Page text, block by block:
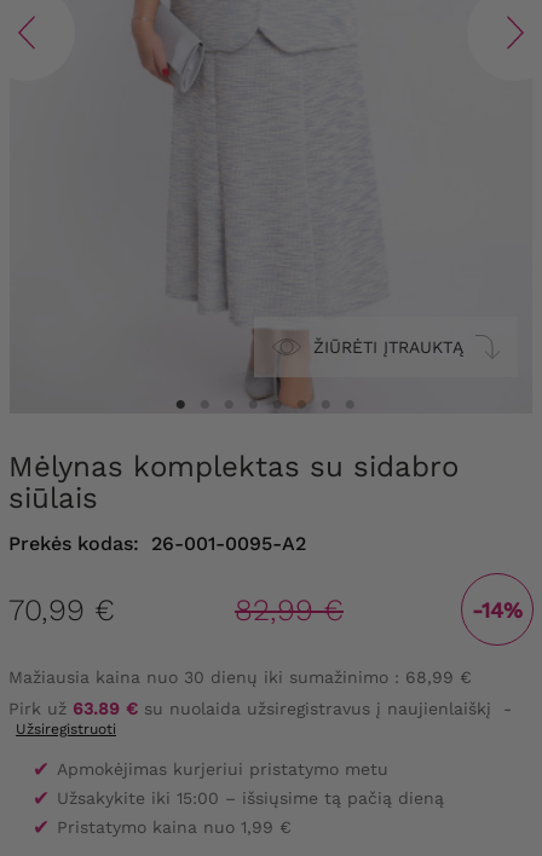
ŽIŪRĖTI ĮTRAUKTĄ
Mėlynas komplektas su sidabro
siūlais
Prekės kodas: 26-001-0095-A2
70,99 € 82,99 € -14%
Mažiausia kaina nuo 30 dienų iki sumažinimo : 68,99 €
Pirk už 63.89 € su nuolaida užsiregistravus į naujienlaiškį -
Užsiregistruoti
✔ Apmokėjimas kurjeriui pristatymo metu
✔ Užsakykite iki 15:00 – išsiųsime tą pačią dieną
✔ Pristatymo kaina nuo 1,99 €